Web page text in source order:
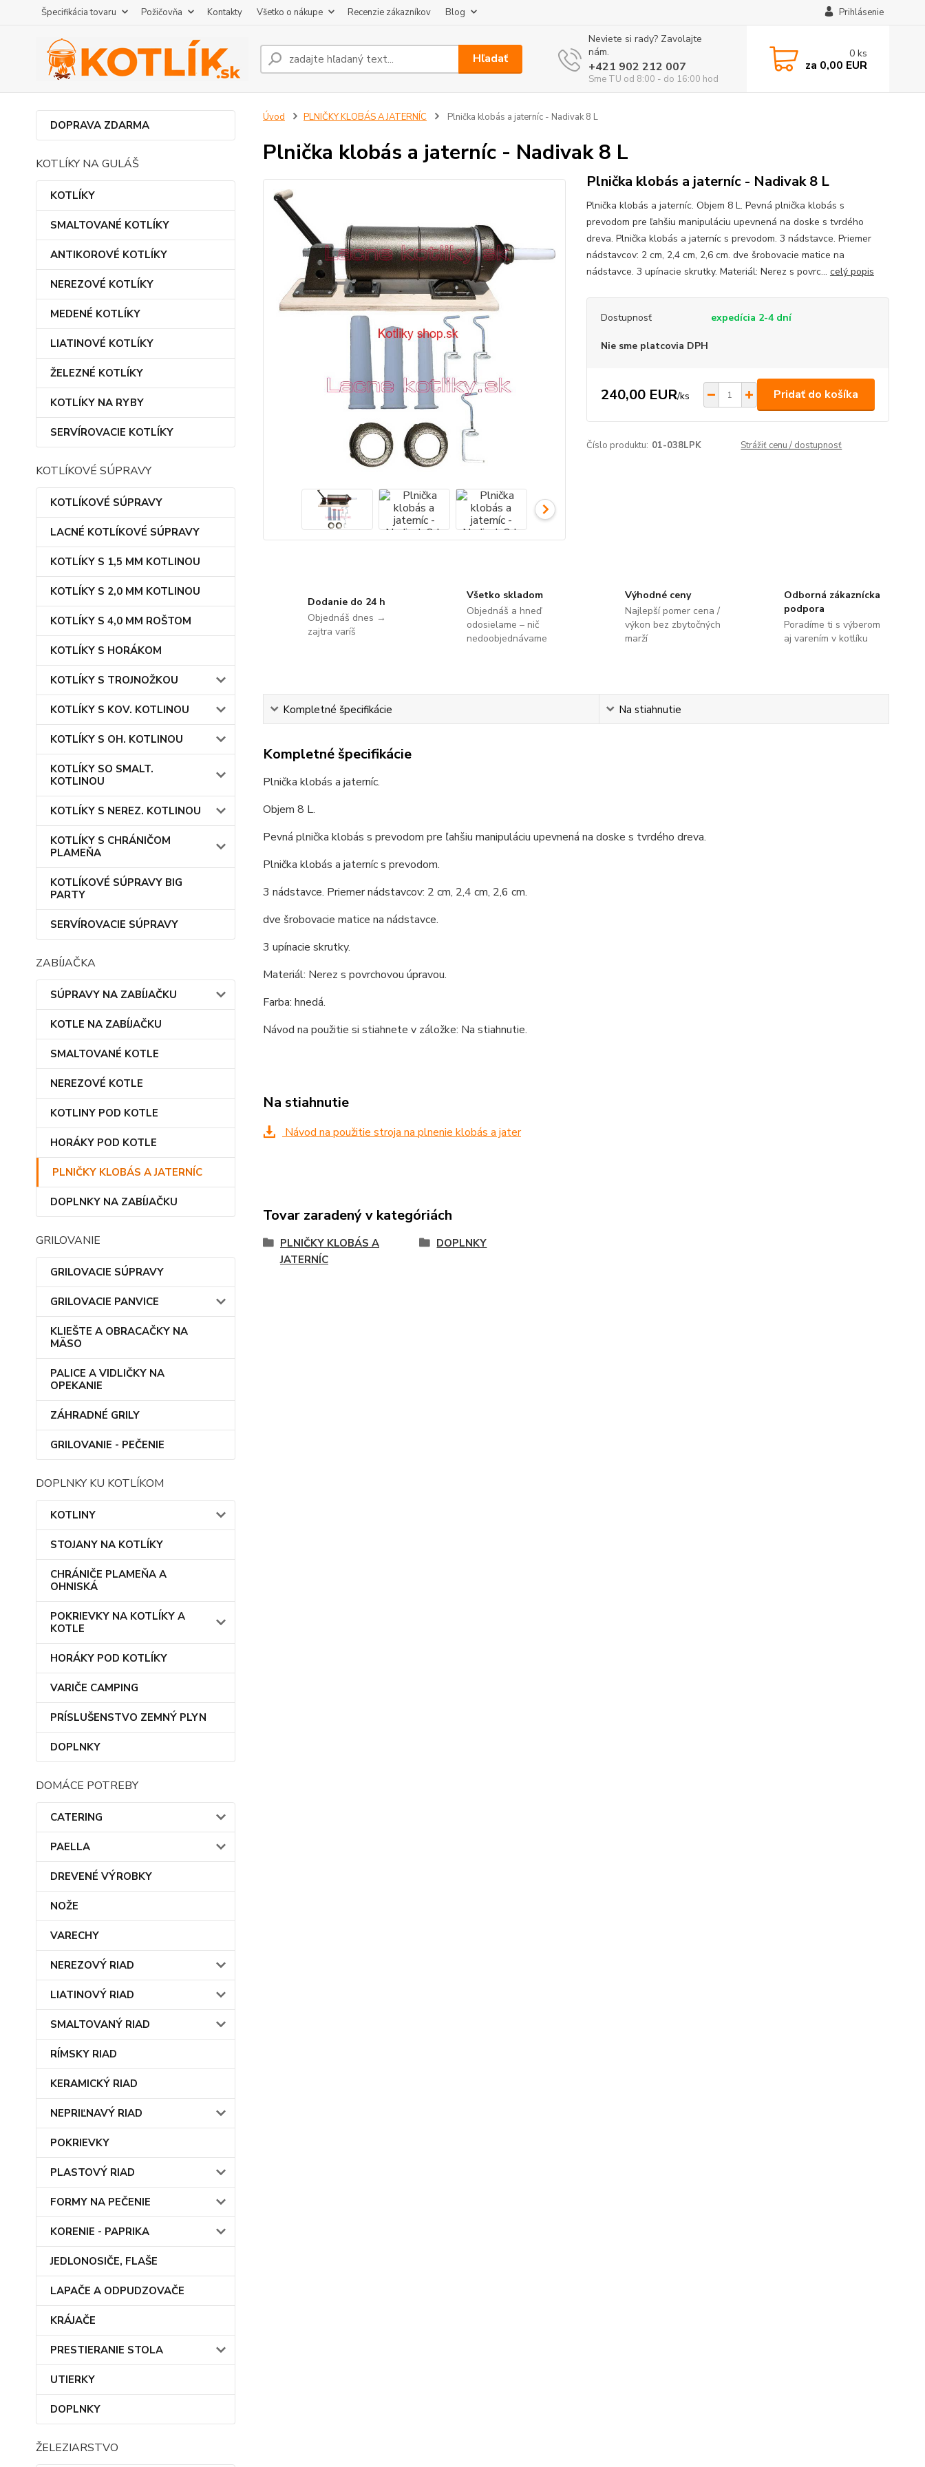
Špecifikácia tovaru Požičovňa Kontakty Všetko o nákupe Recenzie zákazníkov Blog Prihlásenie
Hľadať
Neviete si rady? Zavolajte
nám.
+421 902 212 007
Sme TU od 8:00 - do 16:00 hod
0 ks
za 0,00 EUR
DOPRAVA ZDARMA
KOTLÍKY NA GULÁŠ
KOTLÍKY
SMALTOVANÉ KOTLÍKY
ANTIKOROVÉ KOTLÍKY
NEREZOVÉ KOTLÍKY
MEDENÉ KOTLÍKY
LIATINOVÉ KOTLÍKY
ŽELEZNÉ KOTLÍKY
KOTLÍKY NA RYBY
SERVÍROVACIE KOTLÍKY
KOTLÍKOVÉ SÚPRAVY
KOTLÍKOVÉ SÚPRAVY
LACNÉ KOTLÍKOVÉ SÚPRAVY
KOTLÍKY S 1,5 MM KOTLINOU
KOTLÍKY S 2,0 MM KOTLINOU
KOTLÍKY S 4,0 MM ROŠTOM
KOTLÍKY S HORÁKOM
KOTLÍKY S TROJNOŽKOU
KOTLÍKY S KOV. KOTLINOU
KOTLÍKY S OH. KOTLINOU
KOTLÍKY SO SMALT.
KOTLINOU
KOTLÍKY S NEREZ. KOTLINOU
KOTLÍKY S CHRÁNIČOM
PLAMEŇA
KOTLÍKOVÉ SÚPRAVY BIG
PARTY
SERVÍROVACIE SÚPRAVY
ZABÍJAČKA
SÚPRAVY NA ZABÍJAČKU
KOTLE NA ZABÍJAČKU
SMALTOVANÉ KOTLE
NEREZOVÉ KOTLE
KOTLINY POD KOTLE
HORÁKY POD KOTLE
PLNIČKY KLOBÁS A JATERNÍC
DOPLNKY NA ZABÍJAČKU
GRILOVANIE
GRILOVACIE SÚPRAVY
GRILOVACIE PANVICE
KLIEŠTE A OBRACAČKY NA
MÄSO
PALICE A VIDLIČKY NA
OPEKANIE
ZÁHRADNÉ GRILY
GRILOVANIE - PEČENIE
DOPLNKY KU KOTLÍKOM
KOTLINY
STOJANY NA KOTLÍKY
CHRÁNIČE PLAMEŇA A
OHNISKÁ
POKRIEVKY NA KOTLÍKY A
KOTLE
HORÁKY POD KOTLÍKY
VARIČE CAMPING
PRÍSLUŠENSTVO ZEMNÝ PLYN
DOPLNKY
DOMÁCE POTREBY
CATERING
PAELLA
DREVENÉ VÝROBKY
NOŽE
VARECHY
NEREZOVÝ RIAD
LIATINOVÝ RIAD
SMALTOVANÝ RIAD
RÍMSKY RIAD
KERAMICKÝ RIAD
NEPRIĽNAVÝ RIAD
POKRIEVKY
PLASTOVÝ RIAD
FORMY NA PEČENIE
KORENIE - PAPRIKA
JEDLONOSIČE, FLAŠE
LAPAČE A ODPUDZOVAČE
KRÁJAČE
PRESTIERANIE STOLA
UTIERKY
DOPLNKY
ŽELEZIARSTVO
Úvod PLNIČKY KLOBÁS A JATERNÍC Plnička klobás a jaterníc - Nadivak 8 L
Plnička klobás a jaterníc - Nadivak 8 L
Plnička klobás a jaterníc - Nadivak 8 L
Plnička klobás a jaterníc. Objem 8 L. Pevná plnička klobás s
prevodom pre ľahšiu manipuláciu upevnená na doske s tvrdého
dreva. Plnička klobás a jaterníc s prevodom. 3 nádstavce. Priemer
nádstavcov: 2 cm, 2,4 cm, 2,6 cm. dve šrobovacie matice na
nádstavce. 3 upínacie skrutky. Materiál: Nerez s povrc... celý popis
Dostupnosť expedícia 2-4 dní
Nie sme platcovia DPH
240,00 EUR/ks Pridať do košíka
Číslo produktu: 01-038LPK Strážiť cenu / dostupnosť
Dodanie do 24 h
Objednáš dnes →
zajtra varíš
Všetko skladom
Objednáš a hneď
odosielame – nič
nedoobjednávame
Výhodné ceny
Najlepší pomer cena /
výkon bez zbytočných
marží
Odborná zákaznícka
podpora
Poradíme ti s výberom
aj varením v kotlíku
Kompletné špecifikácie Na stiahnutie
Kompletné špecifikácie
Plnička klobás a jaterníc.
Objem 8 L.
Pevná plnička klobás s prevodom pre ľahšiu manipuláciu upevnená na doske s tvrdého dreva.
Plnička klobás a jaterníc s prevodom.
3 nádstavce. Priemer nádstavcov: 2 cm, 2,4 cm, 2,6 cm.
dve šrobovacie matice na nádstavce.
3 upínacie skrutky.
Materiál: Nerez s povrchovou úpravou.
Farba: hnedá.
Návod na použitie si stiahnete v záložke: Na stiahnutie.
Na stiahnutie
Návod na použitie stroja na plnenie klobás a jater
Tovar zaradený v kategóriách
PLNIČKY KLOBÁS A
JATERNÍC
DOPLNKY